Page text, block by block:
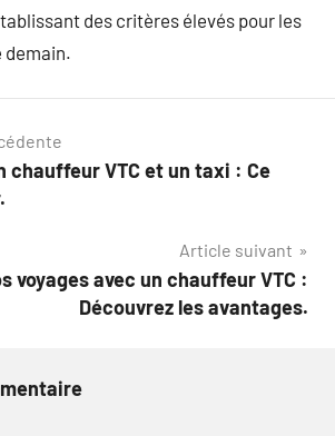
des critères élevés pour les
demain.
chauffeur VTC et un taxi : Ce
Article suivant
voyages avec un chauffeur VTC :
Découvrez les avantages.